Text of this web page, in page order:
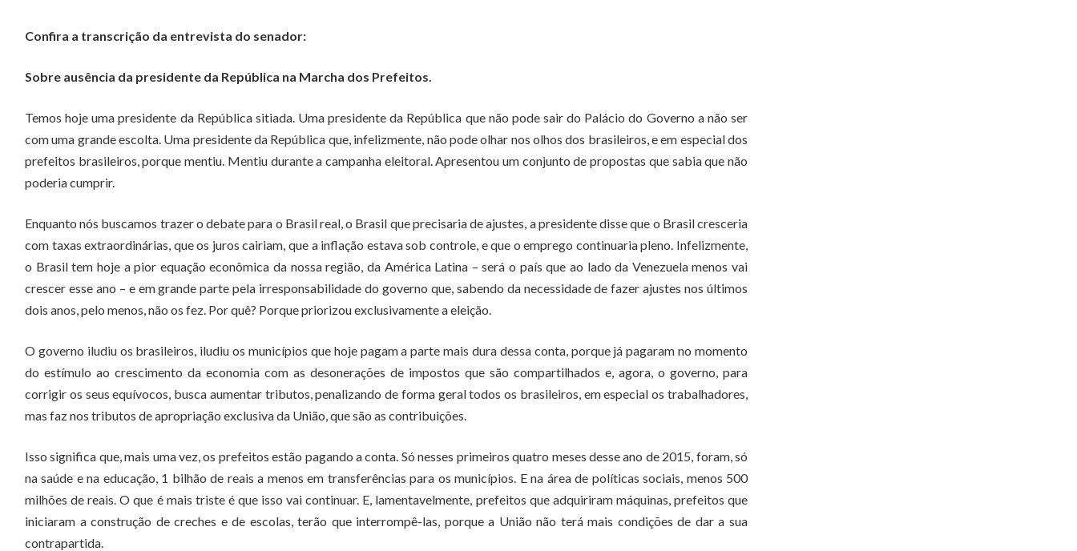
Confira a transcrição da entrevista do senador:
Sobre ausência da presidente da República na Marcha dos Prefeitos.
Temos hoje uma presidente da República sitiada. Uma presidente da República que não pode sair do Palácio do Governo a não ser
com uma grande escolta. Uma presidente da República que, infelizmente, não pode olhar nos olhos dos brasileiros, e em especial dos
prefeitos brasileiros, porque mentiu. Mentiu durante a campanha eleitoral. Apresentou um conjunto de propostas que sabia que não
poderia cumprir.
Enquanto nós buscamos trazer o debate para o Brasil real, o Brasil que precisaria de ajustes, a presidente disse que o Brasil cresceria
com taxas extraordinárias, que os juros cairiam, que a inflação estava sob controle, e que o emprego continuaria pleno. Infelizmente,
o Brasil tem hoje a pior equação econômica da nossa região, da América Latina – será o país que ao lado da Venezuela menos vai
crescer esse ano – e em grande parte pela irresponsabilidade do governo que, sabendo da necessidade de fazer ajustes nos últimos
dois anos, pelo menos, não os fez. Por quê? Porque priorizou exclusivamente a eleição.
O governo iludiu os brasileiros, iludiu os municípios que hoje pagam a parte mais dura dessa conta, porque já pagaram no momento
do estímulo ao crescimento da economia com as desonerações de impostos que são compartilhados e, agora, o governo, para
corrigir os seus equívocos, busca aumentar tributos, penalizando de forma geral todos os brasileiros, em especial os trabalhadores,
mas faz nos tributos de apropriação exclusiva da União, que são as contribuições.
Isso significa que, mais uma vez, os prefeitos estão pagando a conta. Só nesses primeiros quatro meses desse ano de 2015, foram, só
na saúde e na educação, 1 bilhão de reais a menos em transferências para os municípios. E na área de políticas sociais, menos 500
milhões de reais. O que é mais triste é que isso vai continuar. E, lamentavelmente, prefeitos que adquiriram máquinas, prefeitos que
iniciaram a construção de creches e de escolas, terão que interrompê-las, porque a União não terá mais condições de dar a sua
contrapartida.